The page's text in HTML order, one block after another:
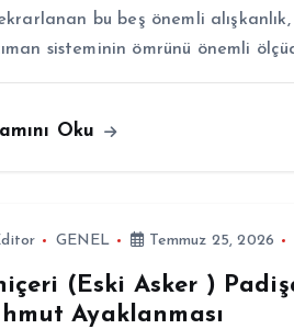
bu beş önemli alışkanlık,
sisteminin ömrünü önemli
Oku
GENEL Temmuz 25, 2026
(Eski Asker )
Ayaklanması